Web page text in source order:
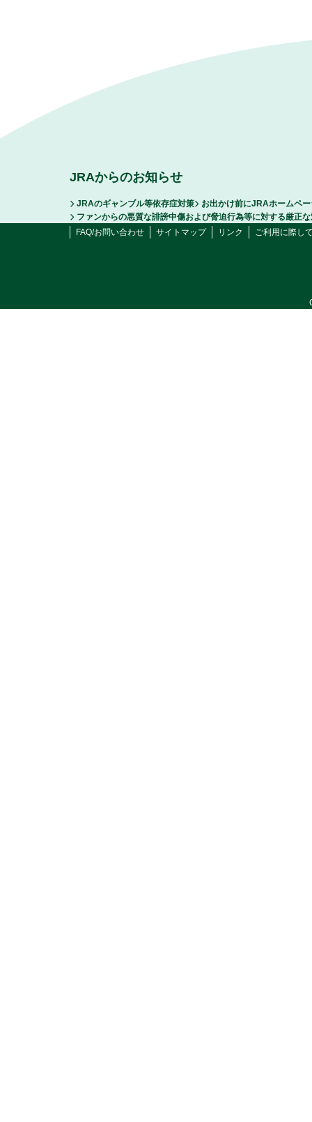
JRAからのお知らせ
JRAのギャンブル等依存症対策
お出かけ前にJRAホームペ
ファンからの悪質な誹謗中傷および脅迫行為等に対する厳正
FAQ/お問い合わせ
サイトマップ リンク ご利用に際し